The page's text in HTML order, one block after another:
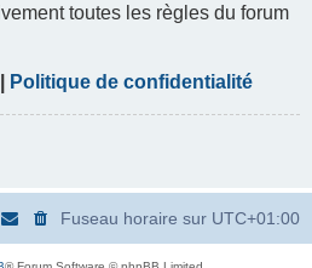
toutes les règles du forum
Politique de confidentialité
Fuseau horaire sur UTC+01:00